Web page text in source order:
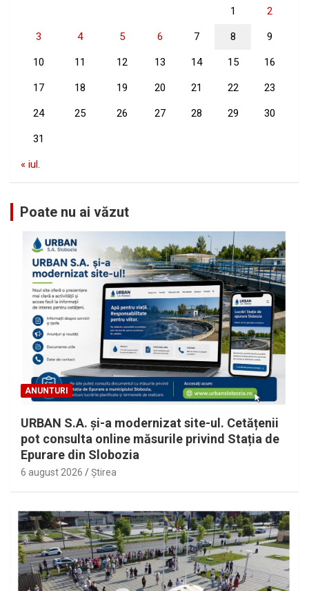
1 2
3 4 5 6 7 8 9
10 11 12 13 14 15 16
17 18 19 20 21 22 23
24 25 26 27 28 29 30
31
« iul.
Poate nu ai văzut
ANUNTURI
URBAN S.A. și-a modernizat site-ul. Cetățenii
pot consulta online măsurile privind Stația de
Epurare din Slobozia
6 august 2026 Ştirea